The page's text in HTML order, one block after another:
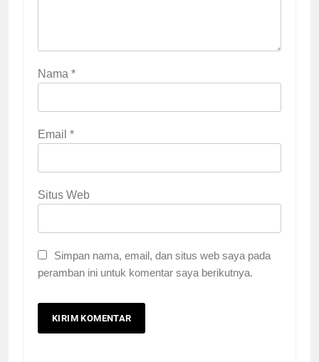
Nama *
Email *
Situs Web
Simpan nama, email, dan situs web saya pada
peramban ini untuk komentar saya berikutnya.